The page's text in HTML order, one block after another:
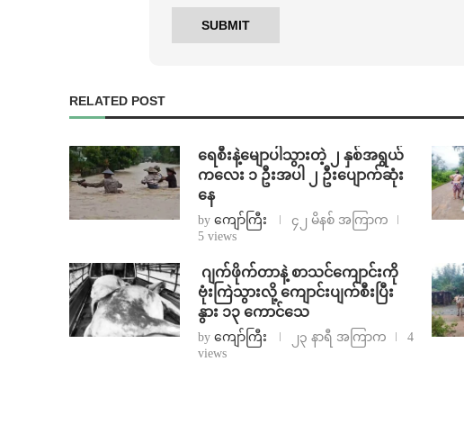
RELATED POST
ရေစီးနဲ့မျောပါသွားတဲ့ ၂ နှစ်အရွယ်
ကလေး ၁ ဦးအပါ ၂ ဦးပျောက်ဆုံး
နေ
by ကျော်ကြီး
၄၂ မိနစ် အကြာက
5 views
⁨⁩ ⁨ဂျက်ဖိုက်တာနဲ့ စာသင်ကျောင်းကို
ဗုံးကြဲသွားလို့ ကျောင်းပျက်စီးပြီး
နွား ၁၃ ကောင်သေ
by ကျော်ကြီး ၂၃ နာရီ အကြာက
4
views